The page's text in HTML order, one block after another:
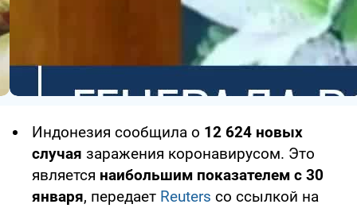
Индонезия сообщила о 12 624 новых
случая заражения коронавирусом. Это
является наибольшим показателем с 30
января, передает Reuters со ссылкой на